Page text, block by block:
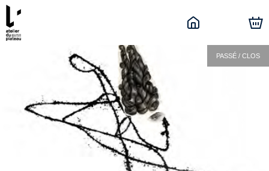
PASSÉ / CLOS